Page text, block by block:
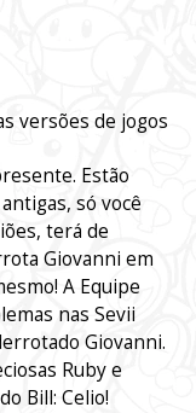
versões de jogos
Estão
só você
terá de
Giovanni em
A Equipe
nas Sevii
Giovanni.
Ruby e
Bill: Celio!